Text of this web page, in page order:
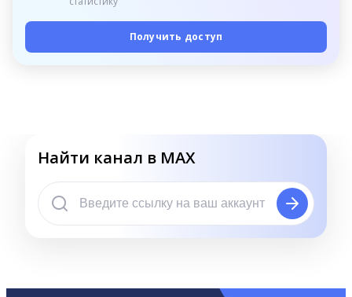
Получить доступ
Найти канал в MAX